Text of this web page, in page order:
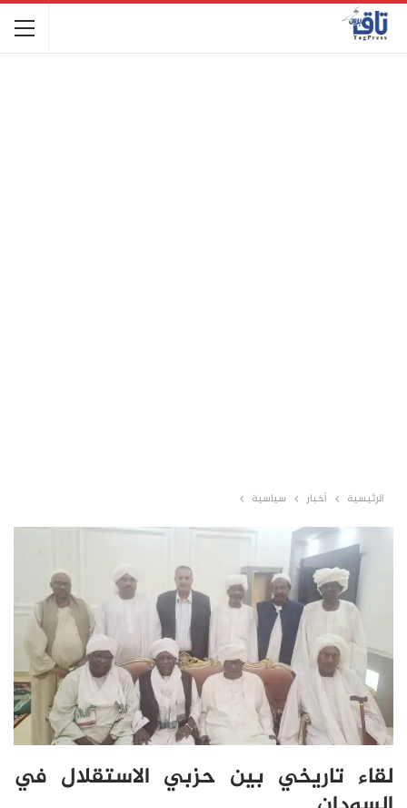
الرئيسية أخبار سياسية
لقاء تاريخي بين حزبي الاستقلال في